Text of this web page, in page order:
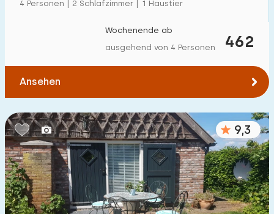
4 Personen | 2 Schlafzimmer | 1 Haustier
462
Wochenende ab
ausgehend von 4 Personen
Ansehen
9,3